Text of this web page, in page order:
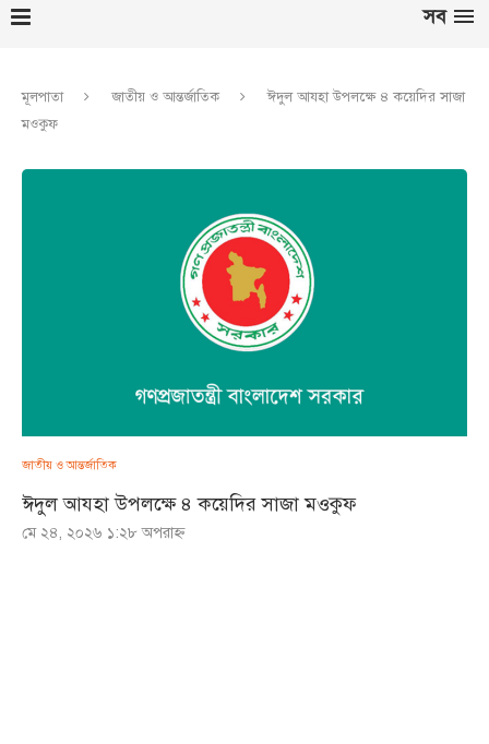
সব
মূলপাতা জাতীয় ও আন্তর্জাতিক
ঈদুল আযহা উপলক্ষে ৪ কয়েদির সাজা
মওকুফ
জাতীয় ও আন্তর্জাতিক
ঈদুল আযহা উপলক্ষে ৪ কয়েদির সাজা মওকুফ
মে ২৪, ২০২৬ ১:২৮ অপরাহ্ণ